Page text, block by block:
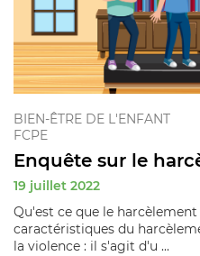
BIEN-ÊTRE DE L'ENFANT
FCPE
Enquête sur le
19 juillet 2022
Qu'est ce que le harcèlement
caractéristiques du
la violence : il s'agit d'u ...